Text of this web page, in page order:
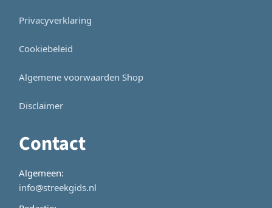
Privacyverklaring
Cookiebeleid
Algemene voorwaarden Shop
Disclaimer
Contact
Algemeen:
info@streekgids.nl